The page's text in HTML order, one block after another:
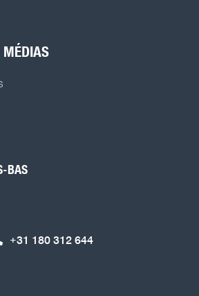
MÉDIAS
BAS
+31 180 312 644